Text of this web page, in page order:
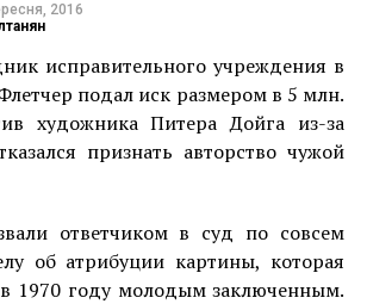
2016
исправительного учреждения в
подал иск размером в 5 млн.
художника Питера Дойга из-за
признать авторство чужой
ответчиком в суд по совсем
об атрибуции картины, которая
1970 году молодым заключенным.